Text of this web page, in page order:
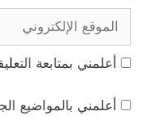
الإلكتروني
أعلمني بمتابعة
أعلمني بالمواضيع